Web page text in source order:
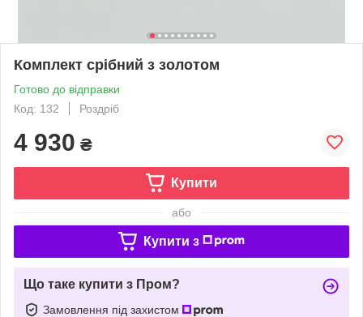
Комплект срібний з золотом
Готово до відправки
Код: 132
Роздріб
4 930 ₴
Купити
або
Купити з
Що таке купити з Пром?
Замовлення під захистом